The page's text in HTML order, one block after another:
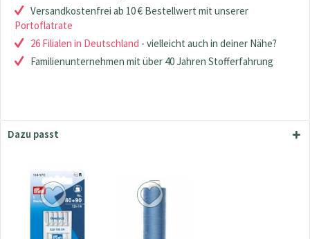
Versandkostenfrei ab 10 € Bestellwert mit unserer
Portoflatrate
26 Filialen in Deutschland - vielleicht auch in deiner Nähe?
Familienunternehmen mit über 40 Jahren Stofferfahrung
Dazu passt